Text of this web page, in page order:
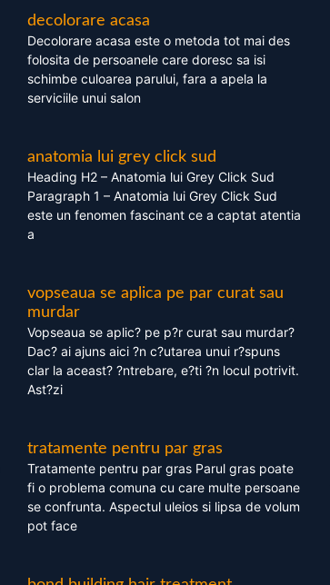
decolorare acasa
Decolorare acasa este o metoda tot mai des
folosita de persoanele care doresc sa isi
schimbe culoarea parului, fara a apela la
serviciile unui salon
anatomia lui grey click sud
Heading H2 – Anatomia lui Grey Click Sud
Paragraph 1 – Anatomia lui Grey Click Sud
este un fenomen fascinant ce a captat atentia
a
vopseaua se aplica pe par curat sau
murdar
Vopseaua se aplic? pe p?r curat sau murdar?
Dac? ai ajuns aici ?n c?utarea unui r?spuns
clar la aceast? ?ntrebare, e?ti ?n locul potrivit.
Ast?zi
tratamente pentru par gras
Tratamente pentru par gras Parul gras poate
fi o problema comuna cu care multe persoane
se confrunta. Aspectul uleios si lipsa de volum
pot face